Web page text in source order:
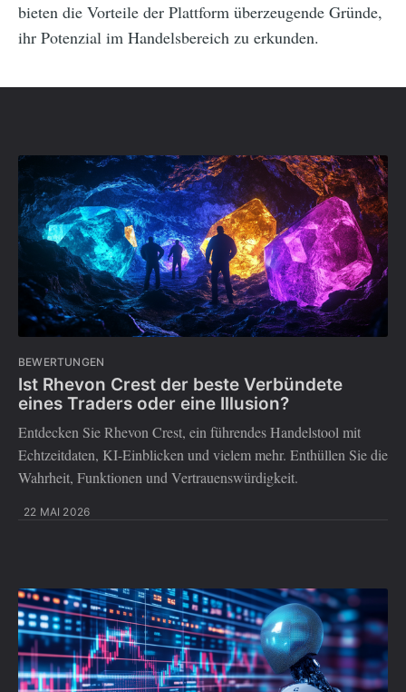
bieten die Vorteile der Plattform überzeugende Gründe,
ihr Potenzial im Handelsbereich zu erkunden.
BEWERTUNGEN
Ist Rhevon Crest der beste Verbündete
eines Traders oder eine Illusion?
Entdecken Sie Rhevon Crest, ein führendes Handelstool mit
Echtzeitdaten, KI-Einblicken und vielem mehr. Enthüllen Sie die
Wahrheit, Funktionen und Vertrauenswürdigkeit.
22 MAI 2026